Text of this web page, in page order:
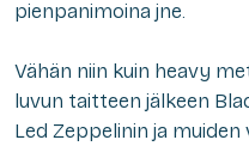
pienpanimoina jne.
Vähän niin kuin heavy
luvun taitteen jälkeen
Led Zeppelinin ja